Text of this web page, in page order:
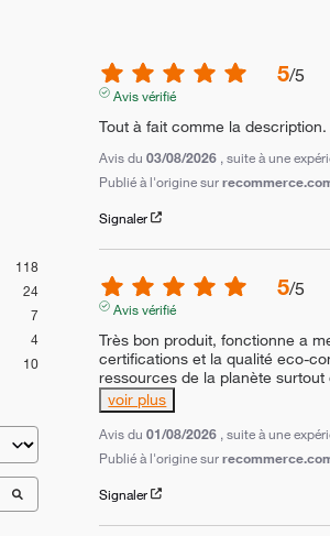
118
24
7
4
10
5/5
Avis vérifié
Tout à fait comme la description.
Avis du03/08/2026 , suite à une
Publié à l'origine sur
Signaler
5/5
Avis vérifié
Très bon produit, fonctionne a
certifications et la qualité eco-
ressources de la planète
voir plus
Avis du01/08/2026 , suite à une
Publié à l'origine sur
Signaler